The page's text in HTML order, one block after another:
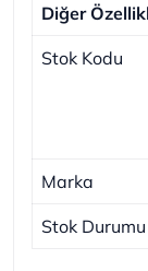
Diğer
Stok Kodu
Marka
Stok Durumu